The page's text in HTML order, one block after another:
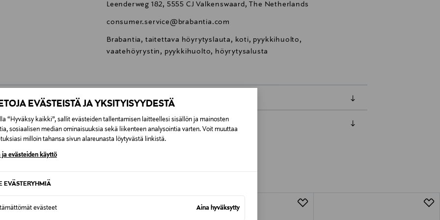
EVÄSTEISTÄ JA YKSITYISYYDESTÄ
“Hyväksy kaikki”, sallit evästeiden tallentamisen laitteellesi sisällön ja mainosten
sosiaalisen median ominaisuuksia sekä liikenteen analysointia varten. Voit muuttaa
milloin tahansa sivun alareunasta löytyvästä linkistä.
ja evästeiden käyttö
EVÄSTERYHMIÄ
evästeet Aina hyväksytty
Leenderweg 182, 5555 CJ Valkenswaard, The Netherlands
consumer.service@brabantia.com
Brabantia, taitettava höyrytyslauta, koti, pyykkihuolto,
vaatehöyrystin, pyykkihuolto, höyrytysalusta
0,00 €
0,00 € – 4,90 €
Alk. 6,90 €, kun toimitus on saatavilla valittuun osoitteeseen.
tilaukseesi. Voit palauttaa tilaamasi tuotteen 30 vuorokauden kuluessa tuotteen vastaanottamisesta.
ilmoittaa palautuksesta etukäteen.
NÄISTÄ